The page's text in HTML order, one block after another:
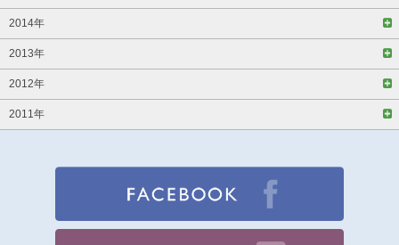
2014年
2013年
2012年
2011年